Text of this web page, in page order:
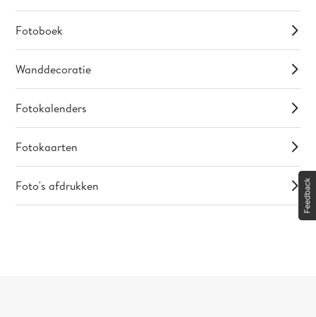
Fotoboek
Wanddecoratie
Fotokalenders
Fotokaarten
Foto's afdrukken